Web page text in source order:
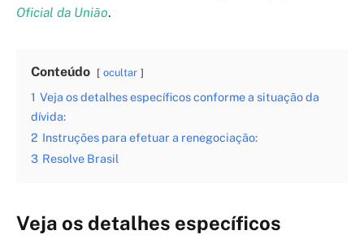
Oficial da União.
Conteúdo ocultar
1 Veja os detalhes específicos conforme a situação da
dívida:
2 Instruções para efetuar a renegociação:
3 Resolve Brasil
Veja os detalhes específicos